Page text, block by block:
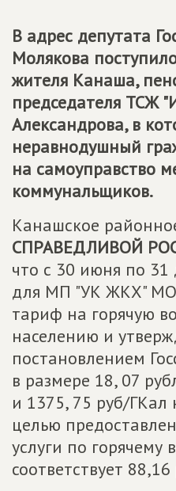
В адрес депутата
Молякова
жителя Канаша,
председателя ТСЖ
Александрова, в
неравнодушный
на самоуправство
коммунальщиков.
Канашское
СПРАВЕДЛИВОЙ
что с 30 июня по 31
для МП "УК ЖКХ" МО
тариф на горячую
населению и
постановлением
в размере 18, 07
и 1375, 75 руб/ГКал
целью
услуги по горячему
соответствует